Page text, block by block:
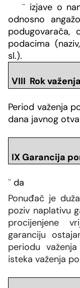
¨ izjave o
odnosno
podugovarača,
podacima
sl.).
VIII Rok
Period važenja
dana javnog
IX Garancija
¨ da
Ponuđač je
poziv naplativu
procijenjene
garanciju
periodu
isteka važenja